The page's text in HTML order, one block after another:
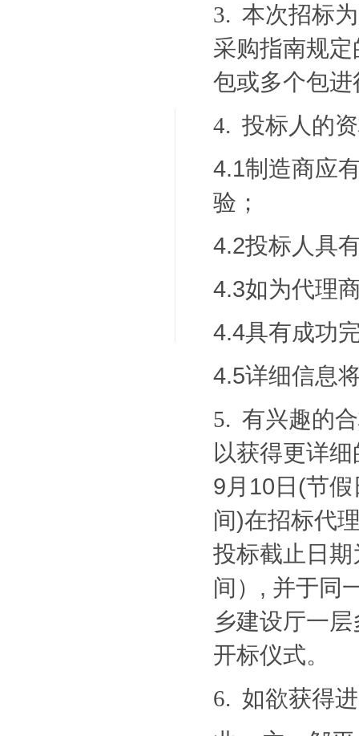
3. 本次招标
采购指南规
包或多个包
4. 投标人的
4.1制造商应
验；
4.2投标人具
4.3如为代理
4.4具有成功
4.5详细信息
5. 有兴趣的
以获得更详
9月10日(节
间)在招标代
投标截止日
间）, 并于同
乡建设厅一
开标仪式。
6. 如欲获得